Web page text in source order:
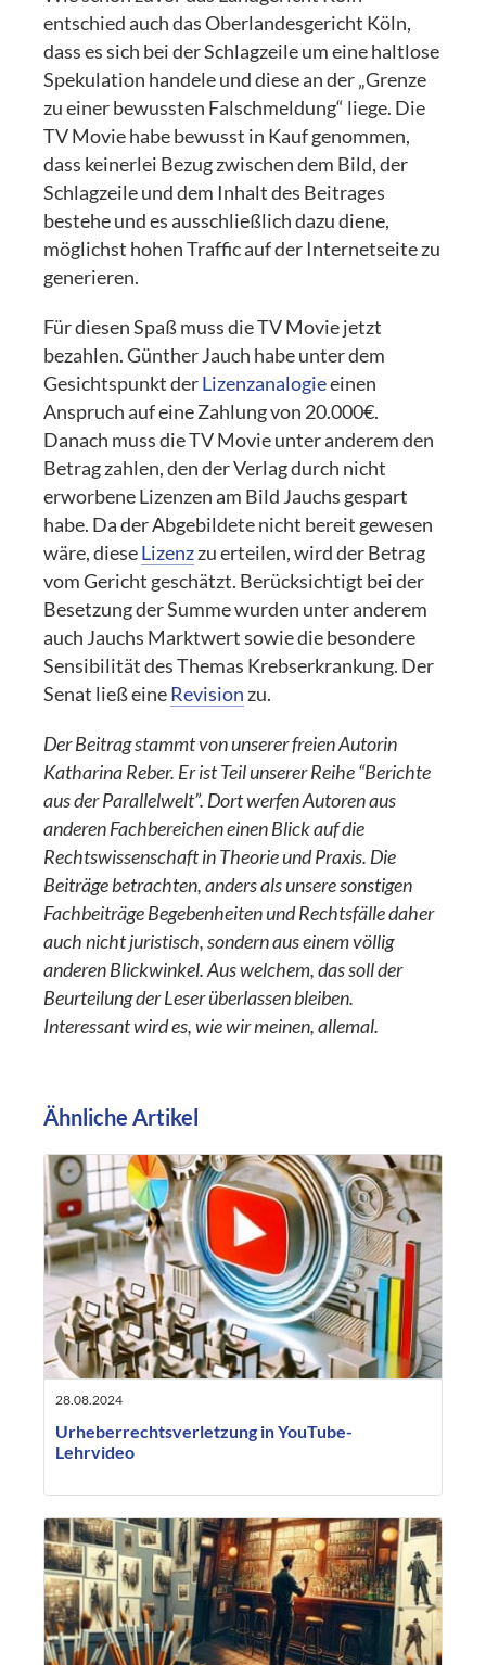
entschied auch das Oberlandesgericht Köln,
dass es sich bei der Schlagzeile um eine haltlose
Spekulation handele und diese an der „Grenze
zu einer bewussten Falschmeldung“ liege. Die
TV Movie habe bewusst in Kauf genommen,
dass keinerlei Bezug zwischen dem Bild, der
Schlagzeile und dem Inhalt des Beitrages
bestehe und es ausschließlich dazu diene,
möglichst hohen Traffic auf der Internetseite zu
generieren.
Für diesen Spaß muss die TV Movie jetzt
bezahlen. Günther Jauch habe unter dem
Gesichtspunkt derLizenzanalogieeinen
Anspruch auf eine Zahlung von 20.000€.
Danach muss die TV Movie unter anderem den
Betrag zahlen, den der Verlag durch nicht
erworbene Lizenzen am Bild Jauchs gespart
habe. Da der Abgebildete nicht bereit gewesen
wäre, dieseLizenzzu erteilen, wird der Betrag
vom Gericht geschätzt. Berücksichtigt bei der
Besetzung der Summe wurden unter anderem
auch Jauchs Marktwert sowie die besondere
Sensibilität des Themas Krebserkrankung. Der
Senat ließ eineRevision zu.
Der Beitrag stammt von unserer freien Autorin
Katharina Reber. Er ist Teil unserer Reihe “Berichte
aus der Parallelwelt”. Dort werfen Autoren aus
anderen Fachbereichen einen Blick auf die
Rechtswissenschaft in Theorie und Praxis. Die
Beiträge betrachten, anders als unsere sonstigen
Fachbeiträge Begebenheiten und Rechtsfälle daher
auch nicht juristisch, sondern aus einem völlig
anderen Blickwinkel. Aus welchem, das soll der
Beurteilung der Leser überlassen bleiben.
Interessant wird es, wie wir meinen, allemal.
Ähnliche Artikel
28.08.2024
Urheberrechtsverletzung in YouTube-
Lehrvideo